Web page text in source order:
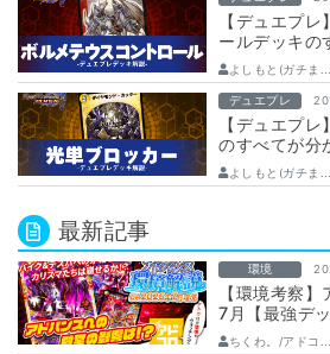
【デュエプ
ールデッキの
【デュエマプ
よしもと(ガチま...
デュエプレ
【デュエプ
のすべてが分
プレイス】
よしもと(ガチま...
最新記事
環境
【環境考察
7月【最強デッ
ちくわ。/アドコ...